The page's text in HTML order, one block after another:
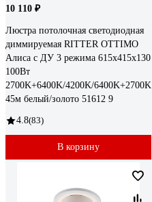
10 110 ₽
Люстра потолочная светодиодная
диммируемая RITTER OTTIMO
Алиса с ДУ 3 режима 615x415x130
100Вт
2700K+6400K/4200K/6400K+2700K
45м белый/золото 51612 9
4.8(83)
В корзину